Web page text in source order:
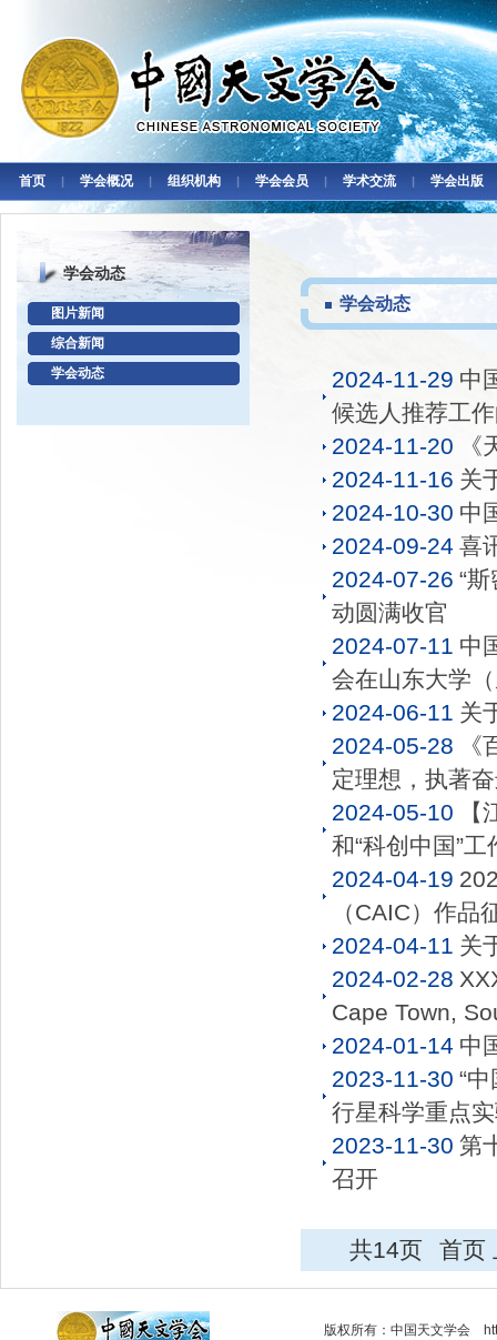
首页 | 学会概况 | 组织机构 | 学会会员 | 学术交流 | 学会出版
学会动态
图片新闻
综合新闻
学会动态
学会动态
2024-11-29 中
候选人推荐工
2024-11-20
2024-11-16 关
2024-10-30 中
2024-09-24 喜
2024-07-26 “
动圆满收官
2024-07-11 中
会在山东大学
2024-06-11 关
2024-05-28
定理想，执著
2024-05-10
和“科创中国”工
2024-04-19
（CAIC）作品
2024-04-11 关
2024-02-28
Cape Town,
2024-01-14 中
2023-11-30 “
行星科学重点
2023-11-30 第
召开
共14页 首页
版权所有：中国天文学会